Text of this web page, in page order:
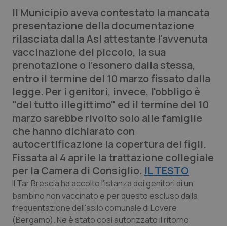
Lettere al direttore
Edizioni Regionali
QS Pro
Professionisti Sanitari.AI
Abruzzo
Basilicata
Calabria
Campania
Emilia-Romagna
QS Pro Gold
Artrite & artrosi
Asma & BPCO
Car-T
Colesterolo & coronaropatie
QS Club Newsletter
Il Municipio aveva contestato la mancata
presentazione della documentazione
rilasciata dalla Asl attestante l'avvenuta
vaccinazione del piccolo, la sua
prenotazione o l'esonero dalla stessa,
entro il termine del 10 marzo fissato dalla
legge. Per i genitori, invece, l'obbligo è
"del tutto illegittimo" ed il termine del 10
marzo sarebbe rivolto solo alle famiglie
che hanno dichiarato con
autocertificazione la copertura dei figli.
Fissata al 4 aprile la trattazione collegiale
per la Camera di Consiglio. IL TESTO
Il Tar Brescia ha accolto l'istanza dei genitori di un
bambino non vaccinato e per questo escluso dalla
frequentazione dell'asilo comunale di Lovere
(Bergamo). Ne è stato così autorizzato il ritorno